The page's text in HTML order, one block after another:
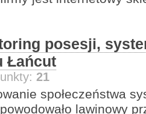
posesji,
Łańcut
21
społeczeństwa
lawinowy